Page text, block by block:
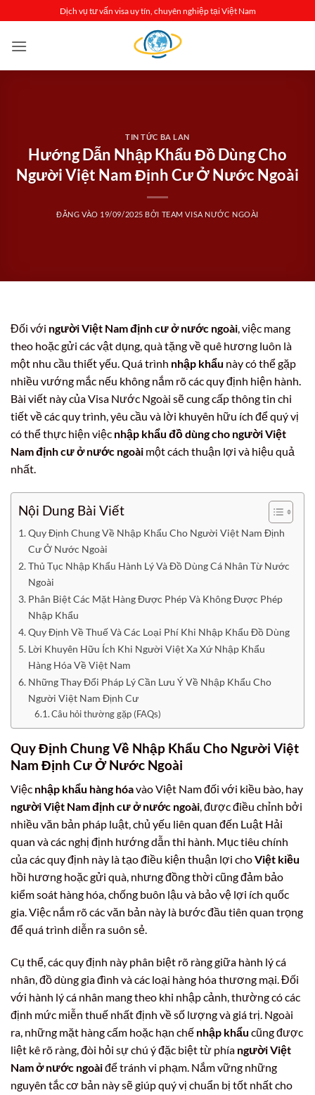
qua
nội
Dịch vụ tư vấn visa uy tín, chuyên nghiệp tại Việt Nam
TIN TỨC BA LAN
Hướng Dẫn Nhập Khẩu Đồ Dùng Cho
Người Việt Nam Định Cư Ở Nước Ngoài
ĐĂNG VÀO 19/09/2025 BỞI TEAM VISA NƯỚC NGOÀI
Đối với người Việt Nam định cư ở nước ngoài, việc mang
theo hoặc gửi các vật dụng, quà tặng về quê hương luôn là
một nhu cầu thiết yếu. Quá trình nhập khẩu này có thể gặp
nhiều vướng mắc nếu không nắm rõ các quy định hiện hành.
Bài viết này của Visa Nước Ngoài sẽ cung cấp thông tin chi
tiết về các quy trình, yêu cầu và lời khuyên hữu ích để quý vị
có thể thực hiện việc nhập khẩu đồ dùng cho người Việt
Nam định cư ở nước ngoài một cách thuận lợi và hiệu quả
nhất.
Nội Dung Bài Viết
Quy Định Chung Về Nhập Khẩu Cho Người Việt Nam Định
Cư Ở Nước Ngoài
Thủ Tục Nhập Khẩu Hành Lý Và Đồ Dùng Cá Nhân Từ Nước
Ngoài
Phân Biệt Các Mặt Hàng Được Phép Và Không Được Phép
Nhập Khẩu
Quy Định Về Thuế Và Các Loại Phí Khi Nhập Khẩu Đồ Dùng
Lời Khuyên Hữu Ích Khi Người Việt Xa Xứ Nhập Khẩu
Hàng Hóa Về Việt Nam
Những Thay Đổi Pháp Lý Cần Lưu Ý Về Nhập Khẩu Cho
Người Việt Nam Định Cư
Câu hỏi thường gặp (FAQs)
Quy Định Chung Về Nhập Khẩu Cho Người Việt
Nam Định Cư Ở Nước Ngoài
Việc nhập khẩu hàng hóavào Việt Nam đối với kiều bào, hay
người Việt Nam định cư ở nước ngoài, được điều chỉnh bởi
nhiều văn bản pháp luật, chủ yếu liên quan đến Luật Hải
quan và các nghị định hướng dẫn thi hành. Mục tiêu chính
của các quy định này là tạo điều kiện thuận lợi choViệt kiều
hồi hương hoặc gửi quà, nhưng đồng thời cũng đảm bảo
kiểm soát hàng hóa, chống buôn lậu và bảo vệ lợi ích quốc
gia. Việc nắm rõ các văn bản này là bước đầu tiên quan trọng
để quá trình diễn ra suôn sẻ.
Cụ thể, các quy định này phân biệt rõ ràng giữa hành lý cá
nhân, đồ dùng gia đình và các loại hàng hóa thương mại. Đối
với hành lý cá nhân mang theo khi nhập cảnh, thường có các
định mức miễn thuế nhất định về số lượng và giá trị. Ngoài
ra, những mặt hàng cấm hoặc hạn chế nhập khẩu cũng được
liệt kê rõ ràng, đòi hỏi sự chú ý đặc biệt từ phía người Việt
Nam ở nước ngoàiđể tránh vi phạm. Nắm vững những
nguyên tắc cơ bản này sẽ giúp quý vị chuẩn bị tốt nhất cho